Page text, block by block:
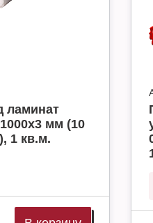
ламинат
мм (10
1 кв.м.